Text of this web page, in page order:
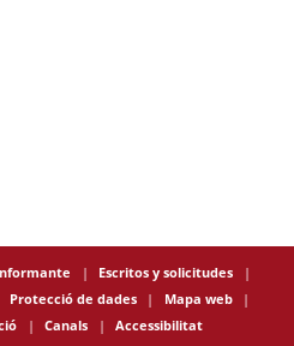
Escritos y solicitudes
Protecció de dades
Mapa web
Canals Accessibilitat